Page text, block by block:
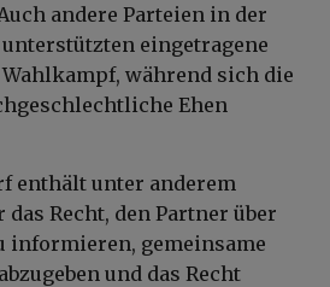
andere Parteien in der
eingetragene
während sich die
Ehen
enthält unter anderem
Recht, den Partner über
informieren, gemeinsame
und das Recht